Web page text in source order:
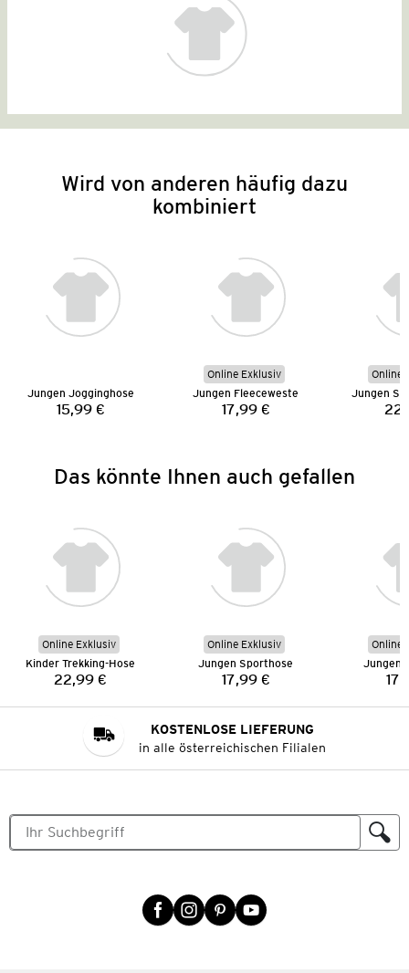
Wird von anderen häufig dazu
kombiniert
Jungen Jogginghose
Preis:
15,99 €
Online Exklusiv
Jungen Fleeceweste
Preis:
17,99 €
Online
Jungen
Das könnte Ihnen auch gefallen
Online Exklusiv
Kinder Trekking-Hose
Preis:
22,99 €
Online Exklusiv
Jungen Sporthose
Preis:
17,99 €
Online
Jungen
KOSTENLOSE LIEFERUNG
in alle österreichischen Filialen